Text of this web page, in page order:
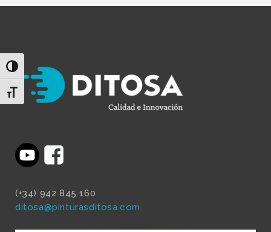
Alternar alto contraste
Alternar tamaño de letra
(+34) 942 845 160
ditosa@pinturasditosa.com